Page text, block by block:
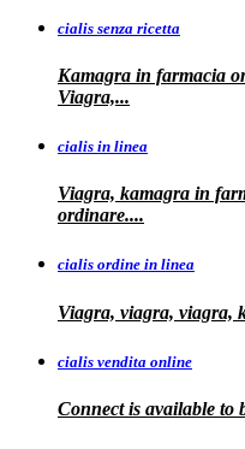
cialis senza ricetta
Kamagra in farmacia
Viagra,...
cialis in linea
Viagra, kamagra in
ordinare....
cialis ordine in linea
Viagra, viagra, viagra,
cialis vendita online
Connect is available to